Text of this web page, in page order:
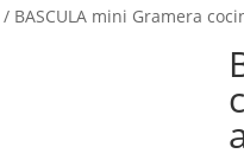
/ BASCULA mini Gramera